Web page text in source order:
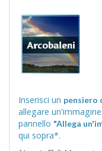
Inserisci un pensiero
allegare un'immagine scegliendola tra quelle proposte nel
pannello "Allega
qui sopra*.